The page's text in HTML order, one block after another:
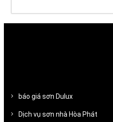
báo giá sơn Dulux
Dịch vụ sơn nhà Hòa Phát